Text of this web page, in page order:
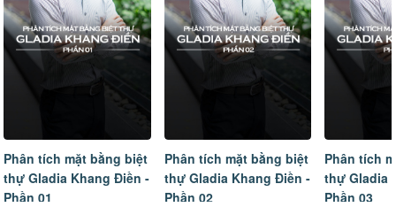
Phân tích mặt bằng biệt
thự Gladia Khang Điền -
Phần 01
Phân tích mặt bằng biệt
thự Gladia Khang Điền -
Phần 02
Phân tích
thự Gladia
Phần 03